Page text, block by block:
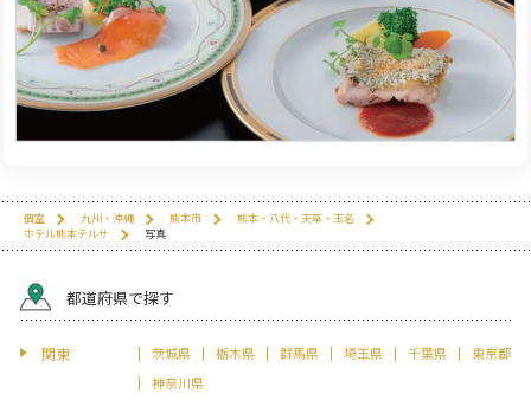
個室 九州・沖縄 熊本市
熊本・八代・天草・玉名
ホテル熊本テルサ
写真
都道府県で探す
関東 茨城県 栃木県 群馬県 埼玉県 千葉県
東京都
神奈川県